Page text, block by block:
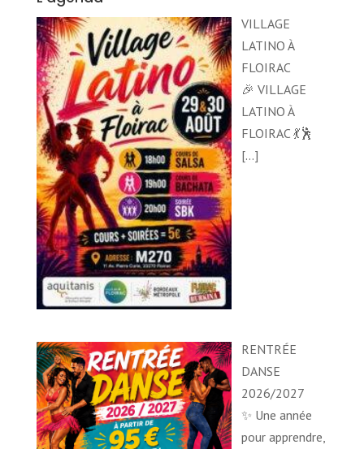
VILLAGE
LATINO À
FLOIRAC
🎉 VILLAGE
LATINO À
FLOIRAC 💃🕺
[…]
RENTRÉE
DANSE
2026/2027
✨ Une année
pour apprendre,